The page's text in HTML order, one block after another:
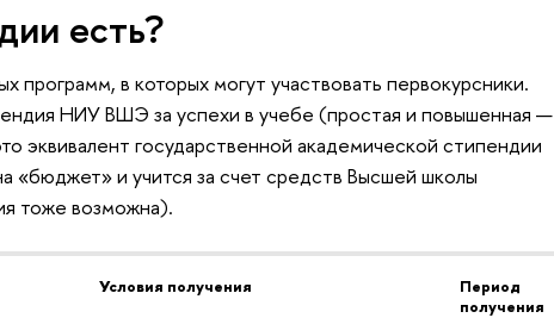
есть?
программ, в которых могут участвовать первокурсники.
НИУ ВШЭ за успехи в учебе (простая и повышенная —
эквивалент государственной академической стипендии
«бюджет» и учится за счет средств Высшей школы
тоже возможна).
Условия получения
Период
получения